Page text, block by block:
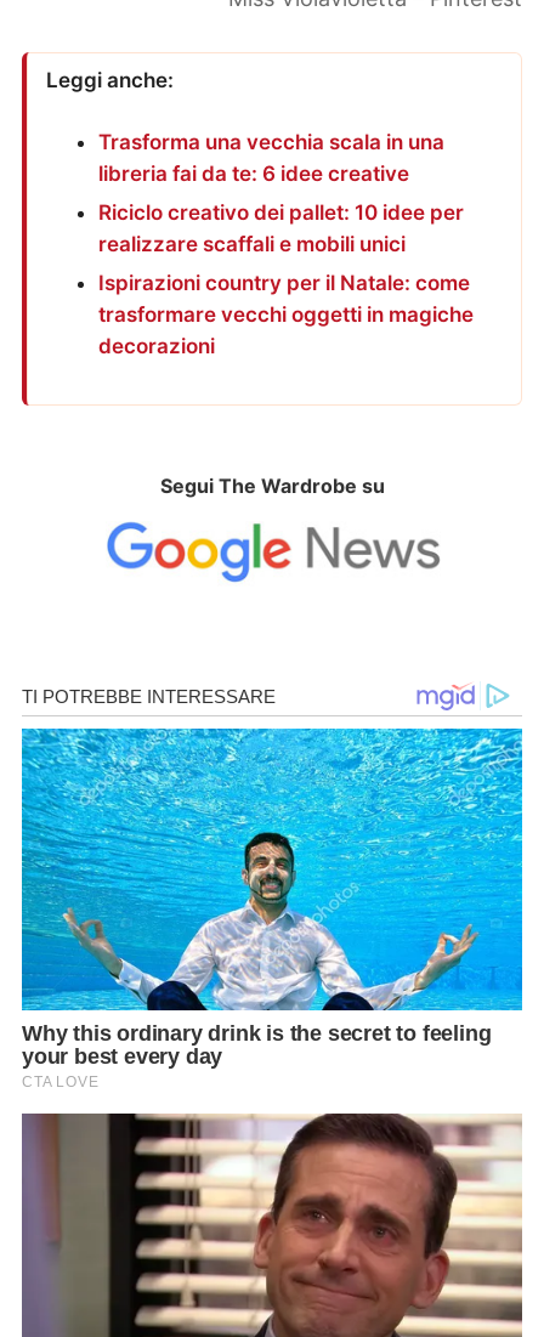
Leggi anche:
Trasforma una vecchia scala in una
libreria fai da te: 6 idee creative
Riciclo creativo dei pallet: 10 idee per
realizzare scaffali e mobili unici
Ispirazioni country per il Natale: come
trasformare vecchi oggetti in magiche
decorazioni
Segui The Wardrobe su